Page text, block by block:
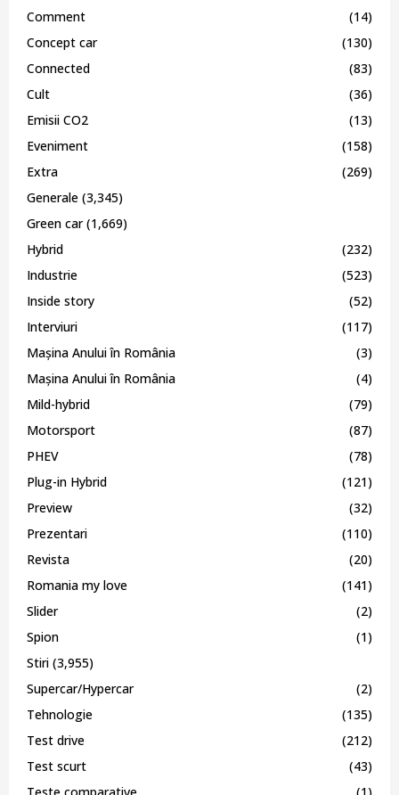
Comment
(14)
Concept car
(130)
Connected
(83)
Cult
(36)
Emisii CO2
(13)
Eveniment
(158)
Extra
(269)
Generale (3,345)
Green car(1,669)
Hybrid
(232)
Industrie
(523)
Inside story
(52)
Interviuri
(117)
Mașina Anului în România
(3)
Mașina Anului în România
(4)
Mild-hybrid
(79)
Motorsport
(87)
PHEV
(78)
Plug-in Hybrid
(121)
Preview
(32)
Prezentari
(110)
Revista
(20)
Romania my love
(141)
Slider
(2)
Spion
(1)
Stiri (3,955)
Supercar/Hypercar
(2)
Tehnologie
(135)
Test drive
(212)
Test scurt
(43)
Teste comparative
(1)